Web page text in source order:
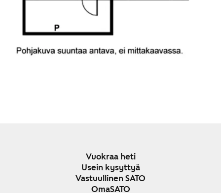
Vuokraa heti
Usein kysyttyä
Vastuullinen SATO
OmaSATO